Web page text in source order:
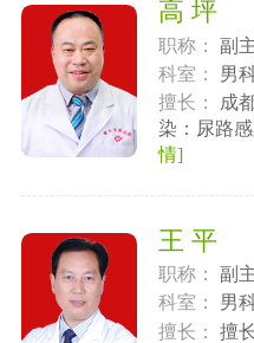
高 坪
职称：
副
科室：
男
擅长：
成
染：尿路
情]
王 平
职称：
副
科室：
男
擅长：
擅